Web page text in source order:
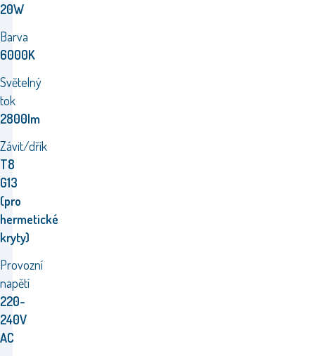
20W
Barva
6000K
Světelný
tok
2800lm
Závit/dřík
T8
G13
(pro
hermetické
kryty)
Provozní
napětí
220-
240V
AC